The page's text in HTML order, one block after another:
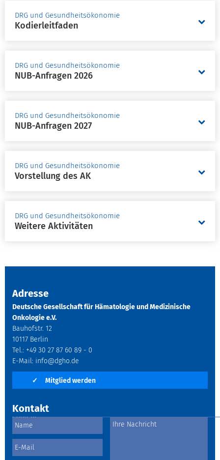
DRG und Gesundheitsökonomie
Kodierleitfaden
DRG und Gesundheitsökonomie
NUB-Anfragen 2026
DRG und Gesundheitsökonomie
NUB-Anfragen 2027
DRG und Gesundheitsökonomie
Vorstellung des AK
DRG und Gesundheitsökonomie
Weitere Aktivitäten
Adresse
Deutsche Gesellschaft für Hämatologie und Medizinische
Onkologie e.V.
Bauhofstr. 12
10117 Berlin
Tel.: +49 30 27 87 60 89 - 0
E-Mail: info@dgho.de
✓ Mitglied werden
Kontakt